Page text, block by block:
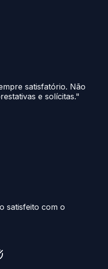
satisfatório. Não
e solícitas."
satisfeito com o